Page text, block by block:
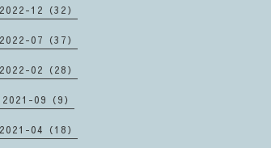
2022-12（32）
2022-07（37）
2022-02（28）
2021-09（9）
2021-04（18）